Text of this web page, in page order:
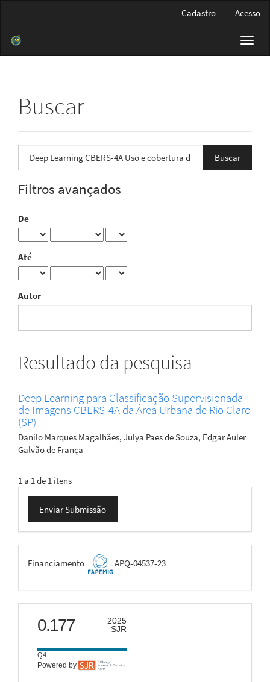
Barra
Cadastro Acesso
Buscar
termo
Filtros avançados
De
Até
Autor
Resultado da pesquisa
Deep Learning para Classificação Supervisionada
de Imagens CBERS-4A da Área Urbana de Rio Claro
(SP)
Danilo Marques Magalhães, Julya Paes de Souza, Edgar Auler
Galvão de França
1 a 1 de 1 itens
Enviar
Submissão
Enviar Submissão
FAPEMIG
Financiamento APQ-04537-23
scimago
0.177
2025
SJR
Q4
Powered by